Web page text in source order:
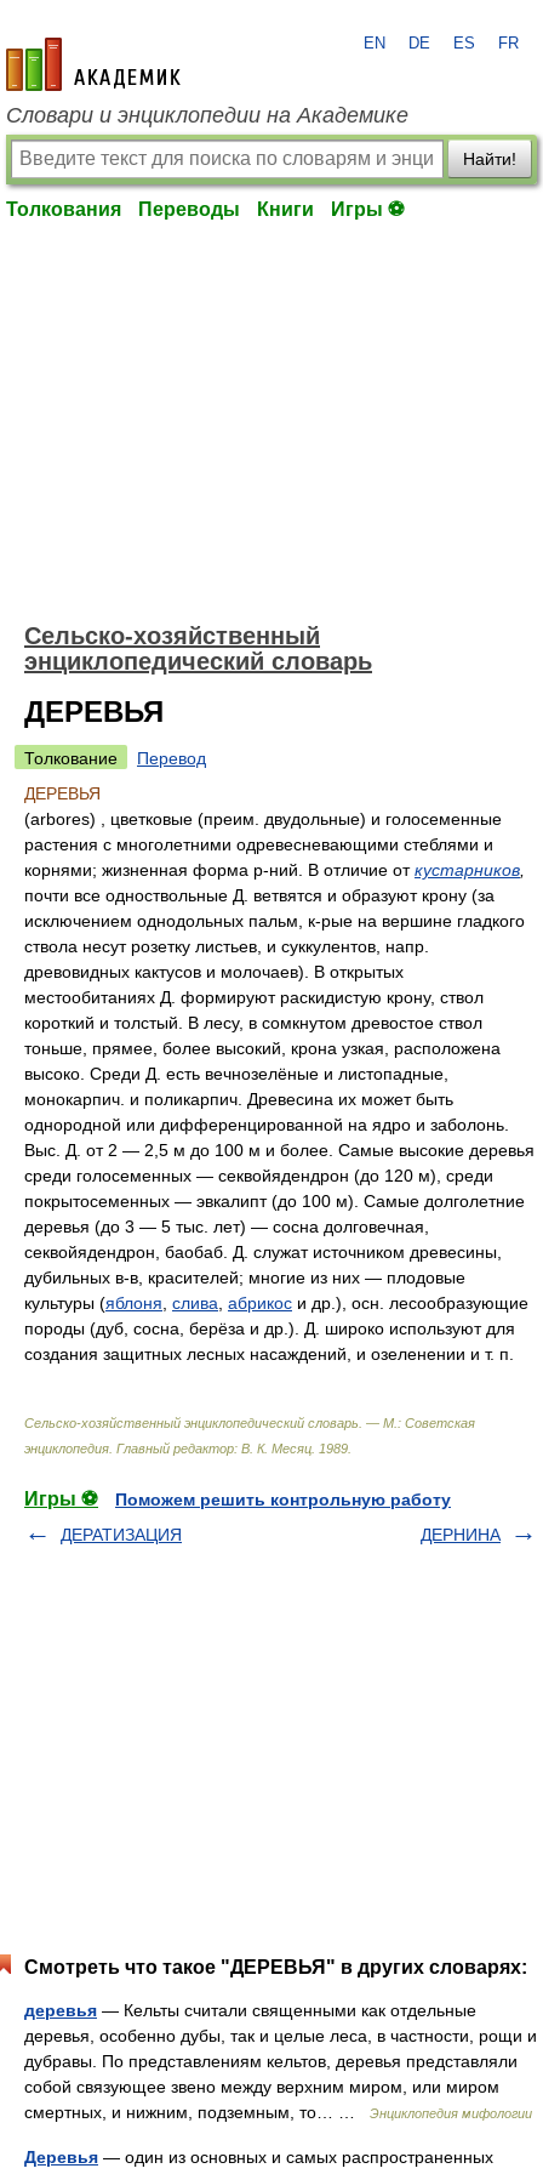
academic.ru
EN DE ES FR
Словари и энциклопедии на Академике
Найти!
Толкования Переводы Книги Игры ⚽
Сельско-хозяйственный
энциклопедический словарь
ДЕРЕВЬЯ
Толкование
Перевод
ДЕРЕВЬЯ
(arbores) , цветковые (преим. двудольные) и голосеменные
растения с многолетними одревесневающими стеблями и
корнями; жизненная форма р-ний. В отличие откустарников
почти все одноствольные Д. ветвятся и образуют крону (за
исключением однодольных пальм, к-рые на вершине гладкого
ствола несут розетку листьев, и суккулентов, напр.
древовидных кактусов и молочаев). В открытых
местообитаниях Д. формируют раскидистую крону, ствол
короткий и толстый. В лесу, в сомкнутом древостое ствол
тоньше, прямее, более высокий, крона узкая, расположена
высоко. Среди Д. есть вечнозелёные и листопадные,
монокарпич. и поликарпич. Древесина их может быть
однородной или дифференцированной на ядро и заболонь.
Выс. Д. от 2 — 2,5 м до 100 м и более. Самые высокие деревья
среди голосеменных — секвойядендрон (до 120 м), среди
покрытосеменных — эвкалипт (до 100 м). Самые долголетние
деревья (до 3 — 5 тыс. лет) — сосна долговечная,
секвойядендрон, баобаб. Д. служат источником древесины,
дубильных в-в, красителей; многие из них — плодовые
культуры (яблоня слива абрикос и др.), осн. лесообразующие
породы (дуб, сосна, берёза и др.). Д. широко используют для
создания защитных лесных насаждений, и озеленении и т. п.
Сельско-хозяйственный энциклопедический словарь. — М.: Советская
энциклопедия Главный редактор: В. К. Месяц 1989
Игры ⚽
Поможем решить контрольную работу
ДЕРАТИЗАЦИЯ
ДЕРНИНА
Смотреть что такое "ДЕРЕВЬЯ" в других словарях:
деревья — Кельты считали священными как отдельные
деревья, особенно дубы, так и целые леса, в частности, рощи и
дубравы. По представлениям кельтов, деревья представляли
собой связующее звено между верхним миром, или миром
смертных, и нижним, подземным, то… …
Энциклопедия мифологии
Деревья — один из основных и самых распространенных